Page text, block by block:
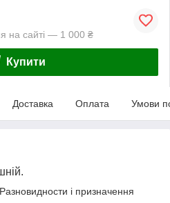
на сайті — 1 000 ₴
Купити
Доставка Оплата Умови
і призначення